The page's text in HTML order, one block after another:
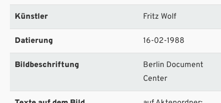
Künstler Fritz Wolf
Datierung 16-02-1988
Bildbeschriftung
Berlin Document
Center